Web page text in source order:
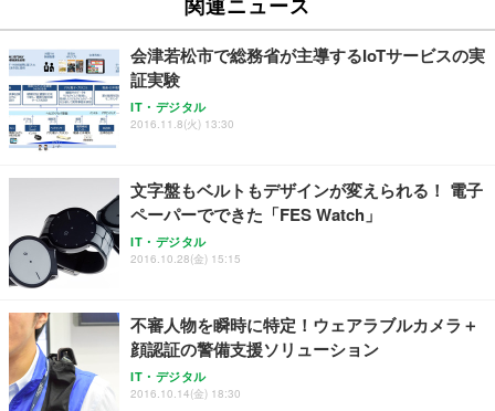
会津若松市で総務省が主導するIoTサービスの実
証実験
IT・デジタル
2016.11.8(火) 13:30
文字盤もベルトもデザインが変えられる！ 電子
ペーパーでできた「FES Watch」
IT・デジタル
2016.10.28(金) 15:15
不審人物を瞬時に特定！ウェアラブルカメラ＋
顔認証の警備支援ソリューション
IT・デジタル
2016.10.14(金) 18:30